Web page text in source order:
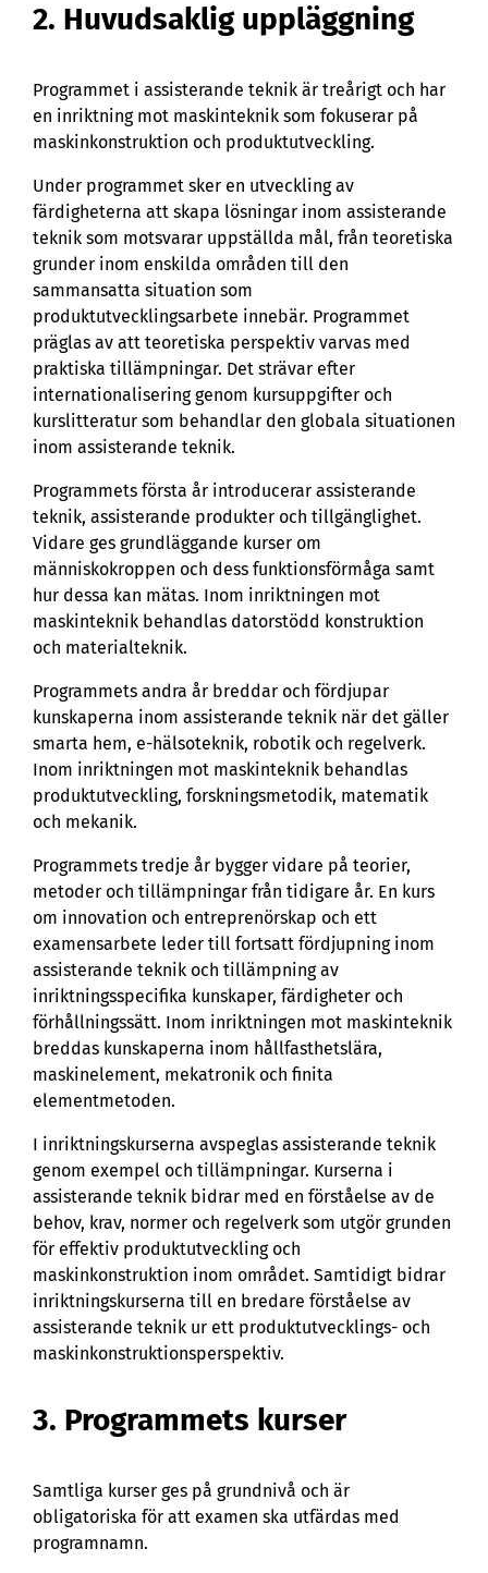
2. Huvudsaklig uppläggning
Programmet i assisterande teknik är treårigt och har
en inriktning mot maskinteknik som fokuserar på
maskinkonstruktion och produktutveckling.
Under programmet sker en utveckling av
färdigheterna att skapa lösningar inom assisterande
teknik som motsvarar uppställda mål, från teoretiska
grunder inom enskilda områden till den
sammansatta situation som
produktutvecklingsarbete innebär. Programmet
präglas av att teoretiska perspektiv varvas med
praktiska tillämpningar. Det strävar efter
internationalisering genom kursuppgifter och
kurslitteratur som behandlar den globala situationen
inom assisterande teknik.
Programmets första år introducerar assisterande
teknik, assisterande produkter och tillgänglighet.
Vidare ges grundläggande kurser om
människokroppen och dess funktionsförmåga samt
hur dessa kan mätas. Inom inriktningen mot
maskinteknik behandlas datorstödd konstruktion
och materialteknik.
Programmets andra år breddar och fördjupar
kunskaperna inom assisterande teknik när det gäller
smarta hem, e-hälsoteknik, robotik och regelverk.
Inom inriktningen mot maskinteknik behandlas
produktutveckling, forskningsmetodik, matematik
och mekanik.
Programmets tredje år bygger vidare på teorier,
metoder och tillämpningar från tidigare år. En kurs
om innovation och entreprenörskap och ett
examensarbete leder till fortsatt fördjupning inom
assisterande teknik och tillämpning av
inriktningsspecifika kunskaper, färdigheter och
förhållningssätt. Inom inriktningen mot maskinteknik
breddas kunskaperna inom hållfasthetslära,
maskinelement, mekatronik och finita
elementmetoden.
I inriktningskurserna avspeglas assisterande teknik
genom exempel och tillämpningar. Kurserna i
assisterande teknik bidrar med en förståelse av de
behov, krav, normer och regelverk som utgör grunden
för effektiv produktutveckling och
maskinkonstruktion inom området. Samtidigt bidrar
inriktningskurserna till en bredare förståelse av
assisterande teknik ur ett produktutvecklings- och
maskinkonstruktionsperspektiv.
3. Programmets kurser
Samtliga kurser ges på grundnivå och är
obligatoriska för att examen ska utfärdas med
programnamn.